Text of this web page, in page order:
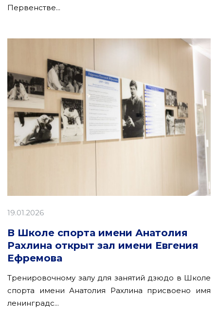
Первенстве...
19.01.2026
В Школе спорта имени Анатолия
Рахлина открыт зал имени Евгения
Ефремова
Тренировочному залу для занятий дзюдо в Школе
спорта имени Анатолия Рахлина присвоено имя
ленинградс...